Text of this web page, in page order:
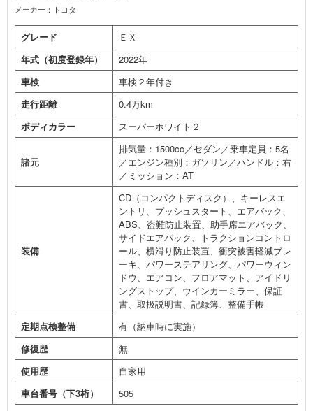
メーカー：トヨタ
グレード
ＥＸ
年式（初度登録年）
2022年
車検
車検２年付き
走行距離
0.4万km
ボディカラー
スーパーホワイト２
諸元
排気量：1500cc／セダン／乗車定員：5名
／エンジン種別：ガソリン／ハンドル：右
／ミッション：AT
装備
CD（コンパクトディスク）、キーレスエ
ントリ、プッシュスタート、エアバック、
ABS、盗難防止装置、助手席エアバック、
サイドエアバック、トラクションコントロ
ール、横滑り防止装置、衝突被害軽減ブレ
ーキ、パワーステアリング、パワーウィン
ドウ、エアコン、フロアマット、アイドリ
ングストップ、ウインカーミラー、保証
書、取扱説明書、記録簿、整備手帳
定期点検整備
有（納車時に実施）
修復歴
無
使用歴
自家用
車台番号（下3桁）
505